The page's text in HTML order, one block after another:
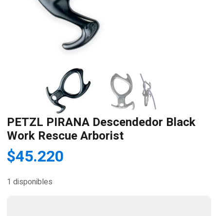
PETZL PIRANA Descendedor Black
Work Rescue Arborist
$45.220
1 disponibles